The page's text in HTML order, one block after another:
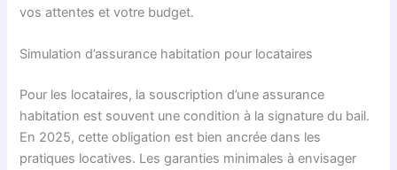
vos attentes et votre budget.
Simulation d’assurance habitation pour locataires
Pour les locataires, la souscription d’une assurance
habitation est souvent une condition à la signature du bail.
En 2025, cette obligation est bien ancrée dans les
pratiques locatives. Les garanties minimales à envisager